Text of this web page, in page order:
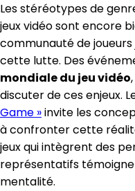
Les stéréotypes de
jeux vidéo sont encore
communauté de
cette lutte. Des
mondiale du jeu vidéo
discuter de ces enjeux.
Game »invite les
à confronter cette
jeux qui intègrent des
représentatifs
mentalité.